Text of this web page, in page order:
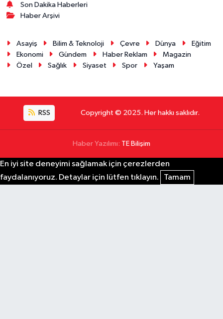
Son Dakika Haberleri
Haber Arşivi
Asayiş Bilim & Teknoloji Çevre Dünya
Eğitim
Ekonomi
Gündem Haber Reklam
Magazin
Özel
Sağlık Siyaset Spor Yaşam
RSS Copyright © 2025. Her hakkı saklıdır.
Haber Yazılımı: TE Bilişim
En iyi site deneyimi sağlamak için çerezlerden
faydalanıyoruz. Detaylar için lütfen tıklayın.
Tamam